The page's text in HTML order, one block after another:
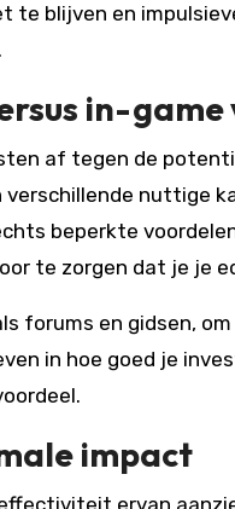
te blijven en
in-
af tegen de
nuttige
beperkte
te zorgen dat je je
forums en gidsen,
in hoe goed je
impact